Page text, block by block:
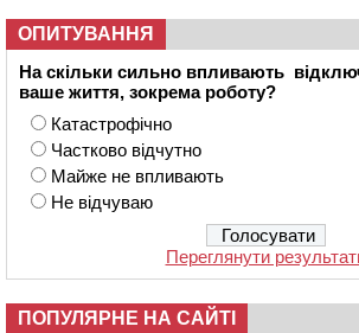
ОПИТУВАННЯ
На скільки сильно впливають
ваше життя, зокрема роботу?
Катастрофічно
Частково відчутно
Майже не впливають
Не відчуваю
Переглянути
ПОПУЛЯРНЕ НА САЙТІ